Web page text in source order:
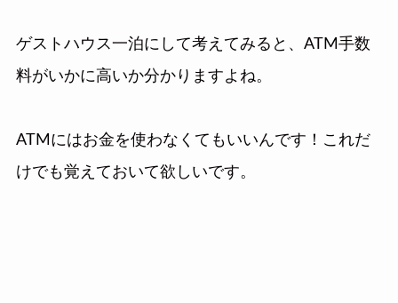
ゲストハウス一泊にして考えてみると、ATM手数
料がいかに高いか分かりますよね。
ATMにはお金を使わなくてもいいんです！これだ
けでも覚えておいて欲しいです。